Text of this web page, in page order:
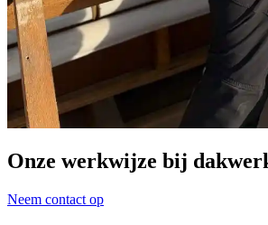
Onze werkwijze bij
Neem contact op